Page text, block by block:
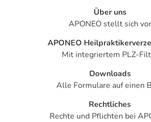
- Gewichtszunahme
- Kopfschmerzen
- Teilnahmslosigkeit (Apathie)
- Störung der Bewegungskoordination
Über uns
APONEO stellt sich vor
APONEO
Mit integriertem PLZ-
Downloads
Alle Formulare auf einen
Rechtliches
Rechte und Pflichten bei